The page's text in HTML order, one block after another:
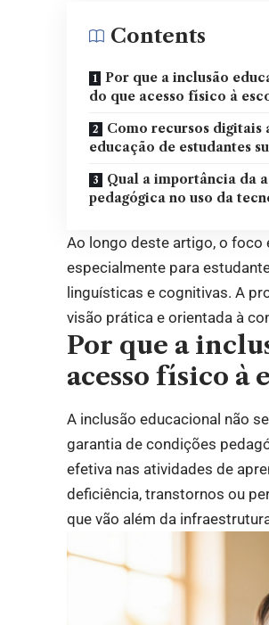
Contents
Por que a inclusão
do que acesso físico à
Como recursos digitais
educação de estudantes
Qual a importância da
pedagógica no uso da
Ao longo deste artigo, o foco
especialmente para
linguísticas e cognitivas. A
visão prática e orientada à
Por que a
acesso físico à
A inclusão educacional não
garantia de condições
efetiva nas atividades de
deficiência, transtornos ou
que vão além da